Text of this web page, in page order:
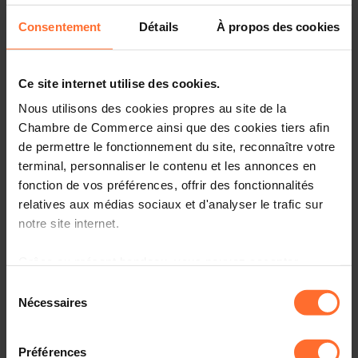
Consentement Détails À propos des cookies
Ce site internet utilise des cookies.
Nous utilisons des cookies propres au site de la
Chambre de Commerce ainsi que des cookies tiers afin
de permettre le fonctionnement du site, reconnaître votre
terminal, personnaliser le contenu et les annonces en
fonction de vos préférences, offrir des fonctionnalités
relatives aux médias sociaux et d'analyser le trafic sur
notre site internet.
à l’exception des cookies strictement nécessaires au
fonctionnement du site. Une description des différents
cookies est accessible sous l’onglet « Détails » ci-
Nécessaires
Préférences
In the press
entre entreprises
Read more